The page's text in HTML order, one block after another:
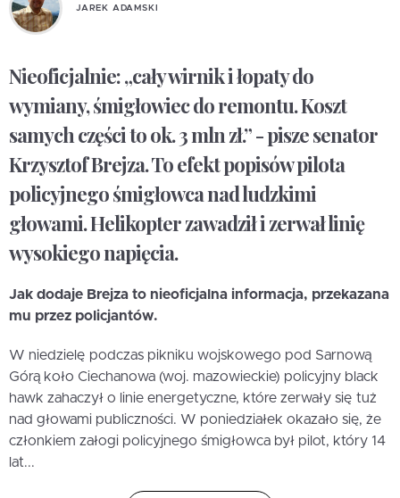
JAREK ADAMSKI
Nieoficjalnie: „cały wirnik i łopaty do
wymiany, śmigłowiec do remontu. Koszt
samych części to ok. 3 mln zł.” - pisze senator
Krzysztof Brejza. To efekt popisów pilota
policyjnego śmigłowca nad ludzkimi
głowami. Helikopter zawadził i zerwał linię
wysokiego napięcia.
Jak dodaje Brejza to nieoficjalna informacja, przekazana
mu przez policjantów.
W niedzielę podczas pikniku wojskowego pod Sarnową
Górą koło Ciechanowa (woj. mazowieckie) policyjny black
hawk zahaczył o linie energetyczne, które zerwały się tuż
nad głowami publiczności. W poniedziałek okazało się, że
członkiem załogi policyjnego śmigłowca był pilot, który 14
lat...